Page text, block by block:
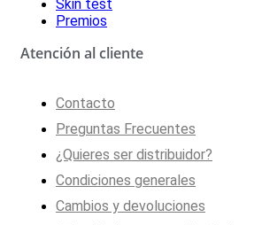
Skin test
Premios
Atención al cliente
Contacto
Preguntas Frecuentes
¿Quieres ser distribuidor?
Condiciones generales
Cambios y devoluciones